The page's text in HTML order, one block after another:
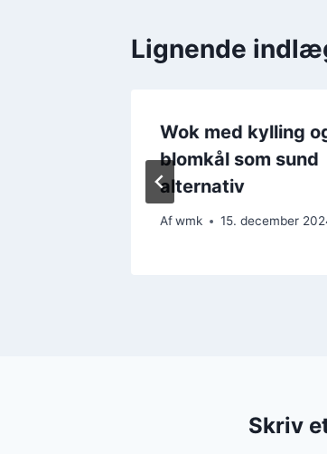
Lignende
Wok med kylling
blomkål som sund
alternativ
Afwmk 15. december
Skriv